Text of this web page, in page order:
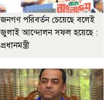
জনগণ পরিবর্তন চেয়েছে বলেই
জুলাই আন্দোলন সফল হয়েছে :
প্রধানমন্ত্রী